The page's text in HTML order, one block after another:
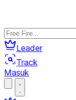
Leader
Track
Masuk